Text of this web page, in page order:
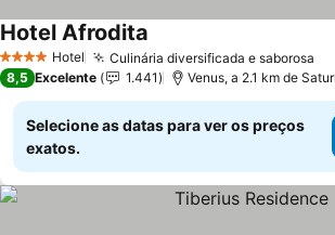
4 EstrelasHotel Culinária diversificada e saborosa
Hotel Afrodita
8,5 Excelente 1.441 Venus, a 2.1 km de
Selecione as datas para ver os preços
exatos.